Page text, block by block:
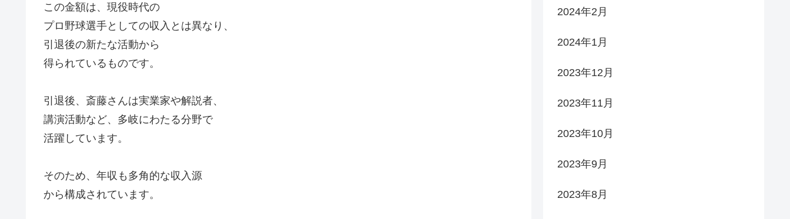
この金額は、現役時代の
プロ野球選手としての収入とは異なり、
引退後の新たな活動から
得られているものです。
引退後、斎藤さんは実業家や解説者、
講演活動など、多岐にわたる分野で
活躍しています。
そのため、年収も多角的な収入源
から構成されています。
2024年2月
2024年1月
2023年12月
2023年11月
2023年10月
2023年9月
2023年8月